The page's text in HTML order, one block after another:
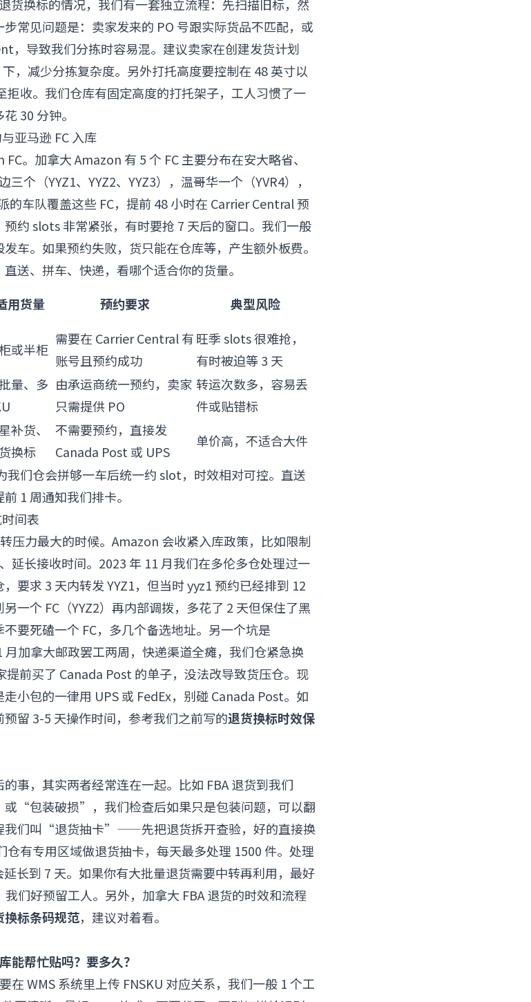
货换标的情况，我们有一套独立流程：先扫描旧标，然
常见问题是：卖家发来的 PO 号跟实际货品不匹配，或
，导致我们分拣时容易混。建议卖家在创建发货计划
，减少分拣复杂度。另外打托高度要控制在 48 英寸以
拒收。我们仓库有固定高度的打托架子，工人习惯了一
30 分钟。
亚马逊 FC 入库
。加拿大 Amazon 有 5 个 FC 主要分布在安大略省、
个（YYZ1、YYZ2、YYZ3），温哥华一个（YVR4），
的车队覆盖这些 FC，提前 48 小时在 Carrier Central 预
约 slots 非常紧张，有时要抢 7 天后的窗口。我们一般
车。如果预约失败，货只能在仓库等，产生额外板费。
送、拼车、快递，看哪个适合你的货量。
用货量 预约要求
典型风险
或半柜
需要在 Carrier Central 有
账号且预约成功
旺季 slots 很难抢，
有时被迫等 3 天
量、多 由承运商统一预约，卖家
只需提供 PO
转运次数多，容易丢
件或贴错标
补货、
换标
不需要预约，直接发
Canada Post 或 UPS
单价高，不适合大件
我们仓会拼够一车后统一约 slot，时效相对可控。直送
1 周通知我们排卡。
间表
压力最大的时候。Amazon 会收紧入库政策，比如限制
延长接收时间。2023 年 11 月我们在多伦多仓处理过一
要求 3 天内转发 YYZ1，但当时 yyz1 预约已经排到 12
一个 FC（YYZ2）再内部调拨，多花了 2 天但保住了黑
要死磕一个 FC，多几个备选地址。另一个坑是
加拿大邮政罢工两周，快递渠道全瘫，我们仓紧急换
前买了 Canada Post 的单子，没法改导致货压仓。现
小包的一律用 UPS 或 FedEx，别碰 Canada Post。如
留 3-5 天操作时间，参考我们之前写的退货换标时效保
事，其实两者经常连在一起。比如 FBA 退货到我们
“包装破损”，我们检查后如果只是包装问题，可以翻
我们叫“退货抽卡”——先把退货拆开查验，好的直接换
仓有专用区域做退货抽卡，每天最多处理 1500 件。处理
长到 7 天。如果你有大批量退货需要中转再利用，最好
们好预留工人。另外，加拿大 FBA 退货的时效和流程
换标条码规范，建议对着看。
能帮忙贴吗？要多久？
在 WMS 系统里上传 FNSKU 对应关系，我们一般 1 个工